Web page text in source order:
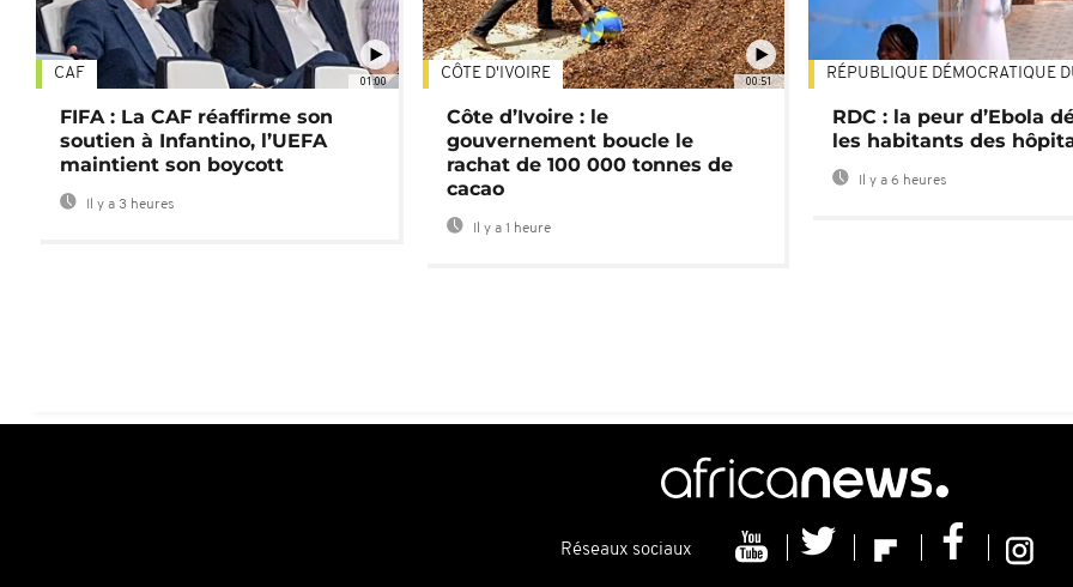
01:00
CAF
FIFA : La CAF réaffirme son
soutien à Infantino, l’UEFA
maintient son boycott
Il y a 3 heures
00:51
CÔTE D'IVOIRE
Côte d’Ivoire : le
gouvernement boucle le
rachat de 100 000 tonnes de
cacao
Il y a 1 heure
RÉPUBLIQUE DÉMOCRATIQUE
RDC : la peur d’Ebola
les habitants des
Il y a 6 heures
Réseaux sociaux